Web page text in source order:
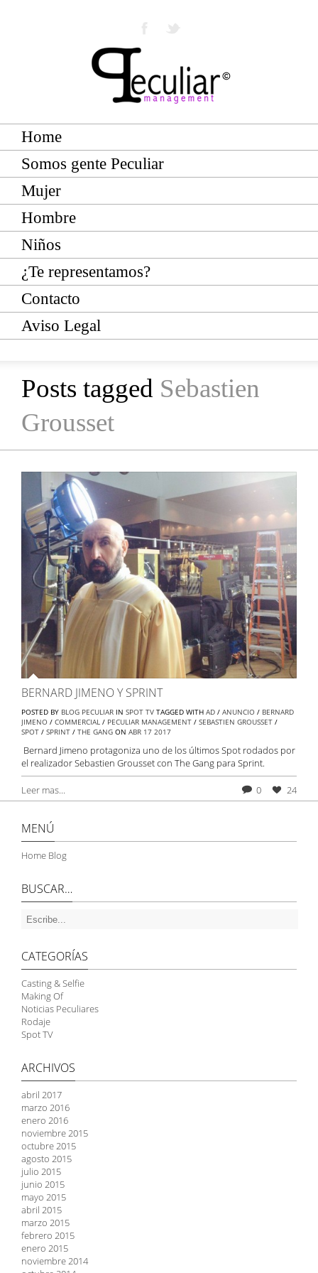
Home
Somos gente Peculiar
Mujer
Hombre
Niños
¿Te representamos?
Contacto
Aviso Legal
Posts tagged Sebastien
Grousset
BERNARD JIMENO Y SPRINT
POSTED BY BLOG PECULIAR IN SPOT TV TAGGED WITH AD / ANUNCIO / BERNARD
JIMENO / COMMERCIAL / PECULIAR MANAGEMENT / SEBASTIEN GROUSSET /
SPOT / SPRINT / THE GANG ON ABR 17 2017
Bernard Jimeno protagoniza uno de los últimos Spot rodados por
el realizador Sebastien Grousset con The Gang para Sprint.
Leer mas... 0 24
MENÚ
Home Blog
BUSCAR…
CATEGORÍAS
Casting & Selfie
Making Of
Noticias Peculiares
Rodaje
Spot TV
ARCHIVOS
abril 2017
marzo 2016
enero 2016
noviembre 2015
octubre 2015
agosto 2015
julio 2015
junio 2015
mayo 2015
abril 2015
marzo 2015
febrero 2015
enero 2015
noviembre 2014